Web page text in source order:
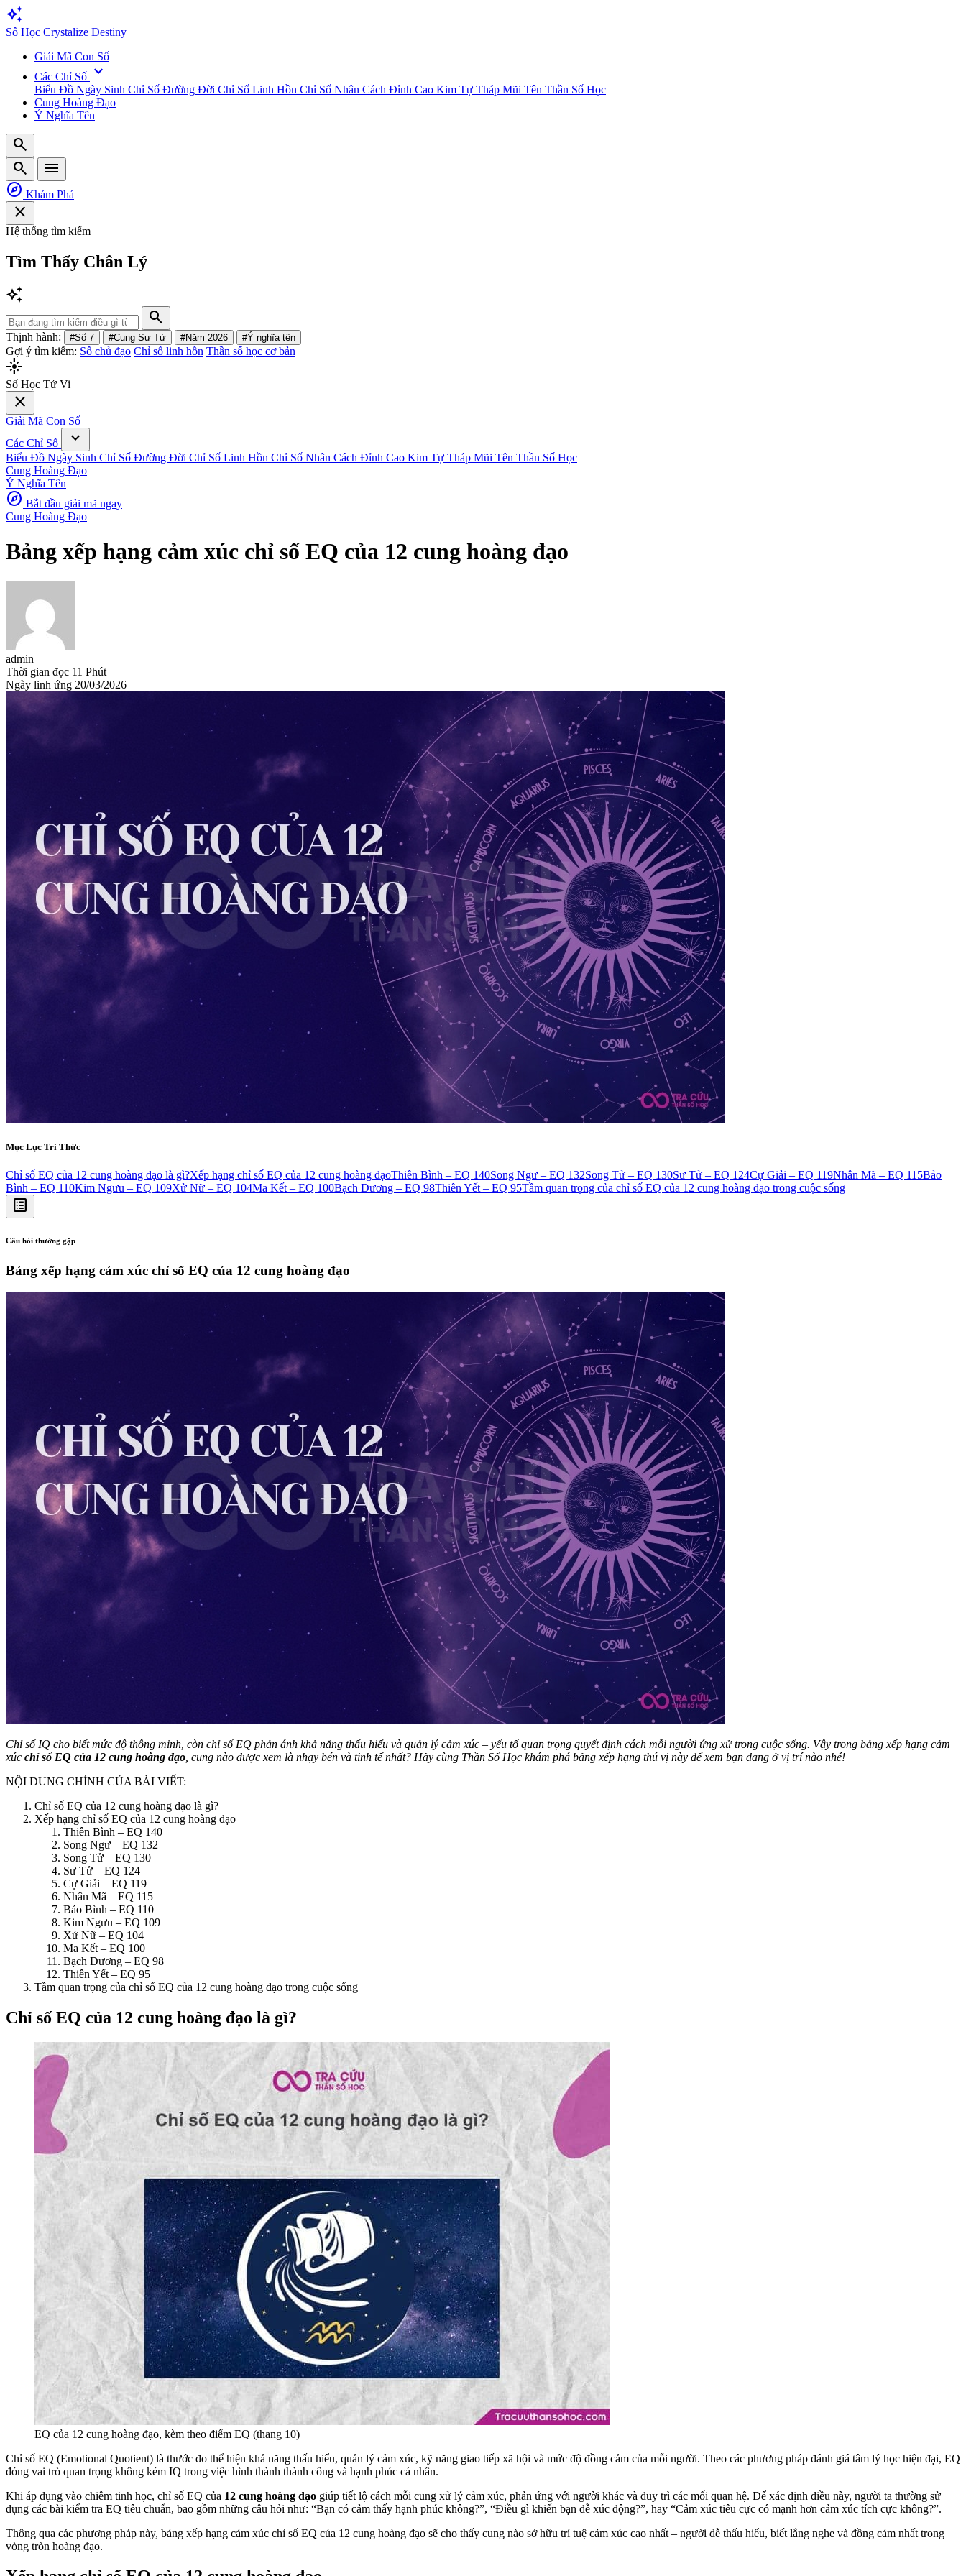
auto_awesome
Số Học Crystalize Destiny
Giải Mã Con Số
Các Chỉ Số expand_more
Biểu Đồ Ngày Sinh Chỉ Số Đường Đời Chỉ Số Linh Hồn Chỉ Số Nhân Cách Đỉnh Cao Kim Tự Tháp Mũi Tên Thần Số Học
Cung Hoàng Đạo
Ý Nghĩa Tên
search
search
menu
explore Khám Phá
close
Hệ thống tìm kiếm
Tìm Thấy Chân Lý
auto_awesome
search
Thịnh hành: #Số 7 #Cung Sư Tử #Năm 2026 #Ý nghĩa tên
Gợi ý tìm kiếm: Số chủ đạo Chỉ số linh hồn Thần số học cơ bản
flare
Số Học Tử Vi
close
Giải Mã Con Số
Các Chỉ Số
expand_more
Biểu Đồ Ngày Sinh Chỉ Số Đường Đời Chỉ Số Linh Hồn Chỉ Số Nhân Cách Đỉnh Cao Kim Tự Tháp Mũi Tên Thần Số Học
Cung Hoàng Đạo
Ý Nghĩa Tên
explore Bắt đầu giải mã ngay
Cung Hoàng Đạo
Bảng xếp hạng cảm xúc chỉ số EQ của 12 cung hoàng đạo
admin
Thời gian đọc 11 Phút
Ngày linh ứng 20/03/2026
Mục Lục Tri Thức
Chỉ số EQ của 12 cung hoàng đạo là gì?Xếp hạng chỉ số EQ của 12 cung hoàng đạoThiên Bình – EQ 140Song Ngư – EQ 132Song Tử – EQ 130Sư Tử – EQ 124Cự Giải – EQ 119Nhân Mã – EQ 115Bảo
Bình – EQ 110Kim Ngưu – EQ 109Xử Nữ – EQ 104Ma Kết – EQ 100Bạch Dương – EQ 98Thiên Yết – EQ 95Tầm quan trọng của chỉ số EQ của 12 cung hoàng đạo trong cuộc sống
list_alt
Câu hỏi thường gặp
Bảng xếp hạng cảm xúc chỉ số EQ của 12 cung hoàng đạo
Chỉ số IQ cho biết mức độ thông minh, còn chỉ số EQ phản ánh khả năng thấu hiểu và quản lý cảm xúc – yếu tố quan trọng quyết định cách mỗi người ứng xử trong cuộc sống. Vậy trong bảng xếp hạng cảm
xúc chỉ số EQ của 12 cung hoàng đạo , cung nào được xem là nhạy bén và tinh tế nhất? Hãy cùng Thần Số Học khám phá bảng xếp hạng thú vị này để xem bạn đang ở vị trí nào nhé!
NỘI DUNG CHÍNH CỦA BÀI VIẾT:
Chỉ số EQ của 12 cung hoàng đạo là gì?
Xếp hạng chỉ số EQ của 12 cung hoàng đạo
Thiên Bình – EQ 140
Song Ngư – EQ 132
Song Tử – EQ 130
Sư Tử – EQ 124
Cự Giải – EQ 119
Nhân Mã – EQ 115
Bảo Bình – EQ 110
Kim Ngưu – EQ 109
Xử Nữ – EQ 104
Ma Kết – EQ 100
Bạch Dương – EQ 98
Thiên Yết – EQ 95
Tầm quan trọng của chỉ số EQ của 12 cung hoàng đạo trong cuộc sống
Chỉ số EQ của 12 cung hoàng đạo là gì?
EQ của 12 cung hoàng đạo, kèm theo điểm EQ (thang 10)
Chỉ số EQ (Emotional Quotient) là thước đo thể hiện khả năng thấu hiểu, quản lý cảm xúc, kỹ năng giao tiếp xã hội và mức độ đồng cảm của mỗi người. Theo các phương pháp đánh giá tâm lý học hiện đại, EQ
đóng vai trò quan trọng không kém IQ trong việc hình thành thành công và hạnh phúc cá nhân.
Khi áp dụng vào chiêm tinh học, chỉ số EQ của 12 cung hoàng đạo giúp tiết lộ cách mỗi cung xử lý cảm xúc, phản ứng với người khác và duy trì các mối quan hệ. Để xác định điều này, người ta thường sử
dụng các bài kiểm tra EQ tiêu chuẩn, bao gồm những câu hỏi như: “Bạn có cảm thấy hạnh phúc không?”, “Điều gì khiến bạn dễ xúc động?”, hay “Cảm xúc tiêu cực có mạnh hơn cảm xúc tích cực không?”.
Thông qua các phương pháp này, bảng xếp hạng cảm xúc chỉ số EQ của 12 cung hoàng đạo sẽ cho thấy cung nào sở hữu trí tuệ cảm xúc cao nhất – người dễ thấu hiểu, biết lắng nghe và đồng cảm nhất trong
vòng tròn hoàng đạo.